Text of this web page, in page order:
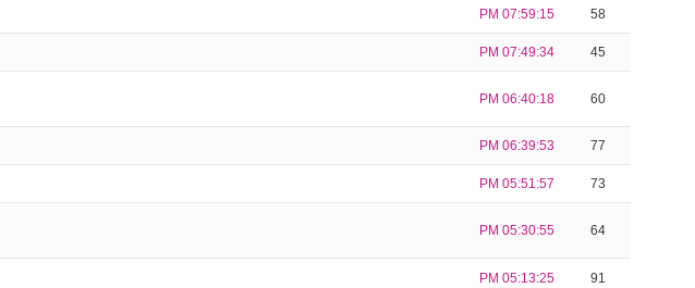
PM 07:59:15 58
PM 07:49:34 45
PM 06:40:18 60
PM 06:39:53 77
PM 05:51:57 73
PM 05:30:55 64
PM 05:13:25 91